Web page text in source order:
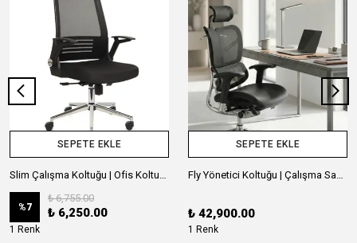
SEPETE EKLE
Slim Çalışma Koltuğu | Ofis Koltuğu | Krom Ayak
%7
₺ 6,755.00
₺ 6,250.00
1 Renk
SEPETE EKLE
Fly Yönetici Koltuğu | Çalışma Sandalyesi | Ofis Koltuğu
₺ 42,900.00
1 Renk